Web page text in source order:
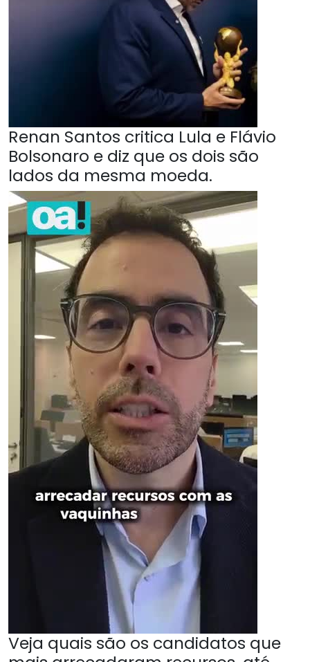
Renan Santos critica Lula e Flávio
Bolsonaro e diz que os dois são
lados da mesma moeda.
Veja quais são os candidatos que